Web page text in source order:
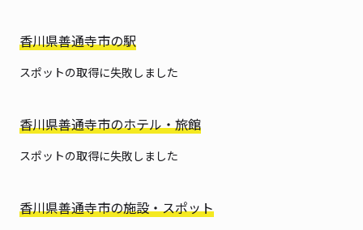
香川県善通寺市の駅
スポットの取得に失敗しました
香川県善通寺市のホテル・旅館
スポットの取得に失敗しました
香川県善通寺市の施設・スポット